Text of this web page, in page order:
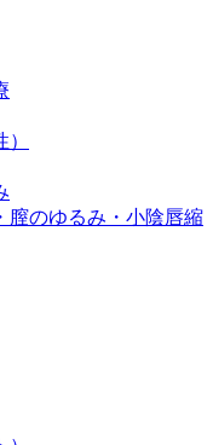
膣のゆるみ・小陰唇縮